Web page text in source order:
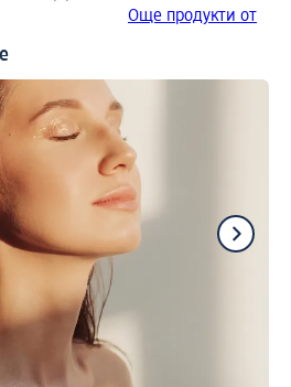
Още продукти от